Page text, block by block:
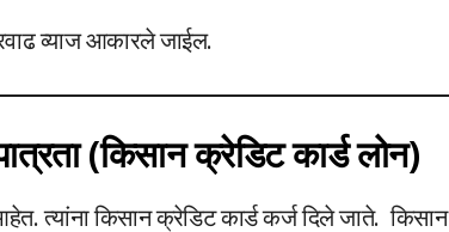
व्याज आकारले जाईल.
(किसान क्रेडिट कार्ड लोन)
त्यांना किसान क्रेडिट कार्ड कर्ज दिले जाते. किसान